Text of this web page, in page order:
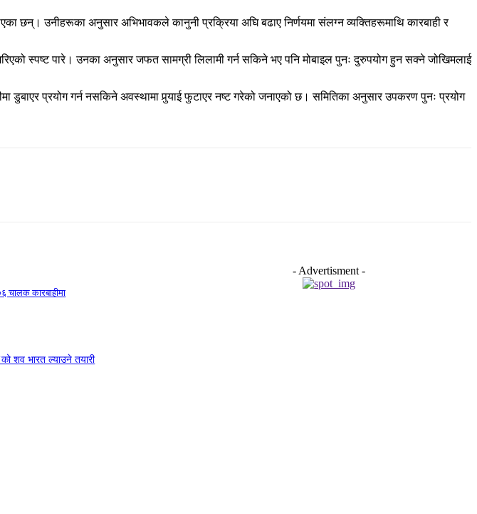
छन्। उनीहरूका अनुसार अभिभावकले कानुनी प्रक्रिया अघि बढाए निर्णयमा संलग्न व्यक्तिहरूमाथि कारबाही र
स्पष्ट पारे। उनका अनुसार जफत सामग्री लिलामी गर्न सकिने भए पनि मोबाइल पुनः दुरुपयोग हुन सक्ने जोखिमलाई
डुबाएर प्रयोग गर्न नसकिने अवस्थामा पुर्‍याई फुटाएर नष्ट गरेको जनाएको छ। समितिका अनुसार उपकरण पुनः प्रयोग
चालक कारबाहीमा
- Advertisment -
शव भारत ल्याउने तयारी